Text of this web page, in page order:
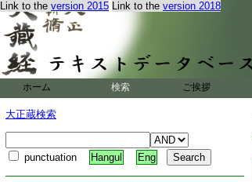
Link to the version 2015 Link to the version 2018
ホーム 検索 ご挨拶
大正蔵検索
punctuation Hangul Eng